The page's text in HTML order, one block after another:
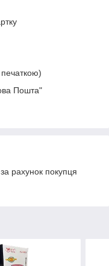
Пошта"
рахунок покупця